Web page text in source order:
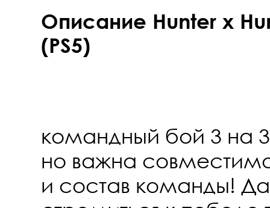
Описание Hunter x
(PS5)
командный бой 3 на
но важна
и состав команды!